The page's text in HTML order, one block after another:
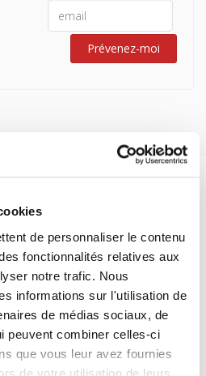
de personnaliser le contenu
fonctionnalités relatives aux
notre trafic. Nous
informations sur l'utilisation de
de médias sociaux, de
peuvent combiner celles-ci
que vous leur avez fournies
de votre utilisation de leurs
Prévenez-moi